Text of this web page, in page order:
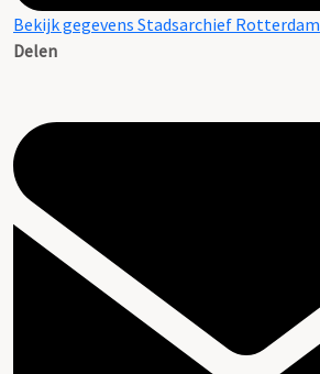
Bekijk gegevens Stadsarchief Rotterdam
Delen